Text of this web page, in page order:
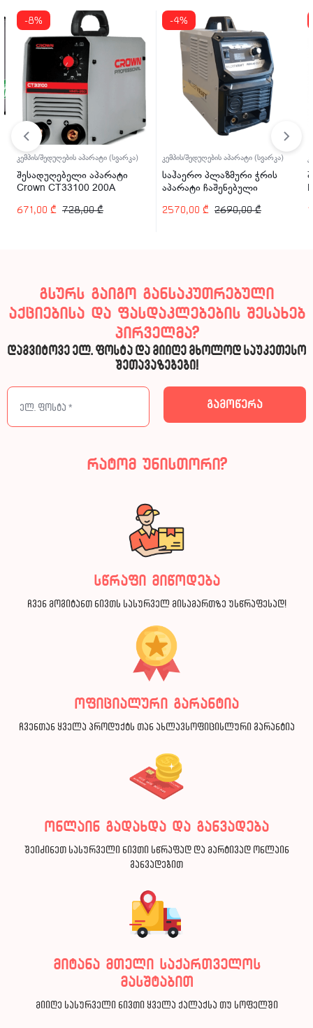
-8%
კემპის/შედუღების აპარატი (სვარკა)
შესადუღებელი აპარატი
Crown CT33100 200A
728,00₾
671,00 ₾
-4%
კემპის/შედუღების აპარატი (სვარკა)
საჰაერო პლაზმური ჭრის
აპარატი ჩაშენებული
WDK-40CUT-C 40A
2690,00₾
2570,00 ₾
გსურს გაიგო განსაკუთრებული
აქციებისა და ფასდაკლებების შესახებ
პირველმა?
დაგვიტოვე ელ. ფოსტა და მიიღე მხოლოდ საუკეთესო
შეთავაზებები!
რატომ უნისთორი?
სწრაფი მიწოდება
ჩვენ მოგიტანთ ნივთს სასურველ მისამართზე უსწრაფესად!
ოფიციალური გარანტია
ჩვენთან ყველა პროდუქტს თან ახლავსოფიცისლური გარანტია
ონლაინ გადახდა და განვადება
შეიძინეთ სასურველი ნივთი სწრაფად და მარტივად ონლაინ
განვადებით
მიტანა მთელი საქართველოს
მასშტაბით
მიიღე სასურველი ნივთი ყველა ქალაქსა თუ სოფელში